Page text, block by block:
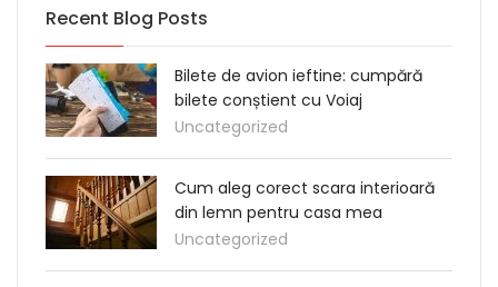
Recent Blog Posts
Bilete de avion ieftine: cumpără
bilete conștient cu Voiaj
Uncategorized
Cum aleg corect scara interioară
din lemn pentru casa mea
Uncategorized